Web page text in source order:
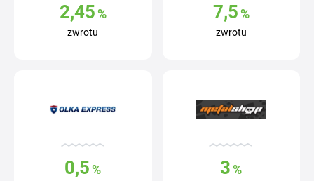
2,45%
zwrotu
7,5%
zwrotu
0,5 % 3 %